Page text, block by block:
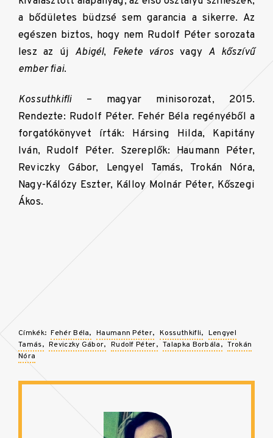
a bődületes büdzsé sem garancia a sikerre. Az
egészen biztos, hogy nem Rudolf Péter sorozata
lesz az új Abigél, Fekete város vagy A kőszívű
ember fiai.
Kossuthkifli– magyar minisorozat, 2015.
Rendezte: Rudolf Péter. Fehér Béla regényéből a
forgatókönyvet írták: Hársing Hilda, Kapitány
Iván, Rudolf Péter. Szereplők: Haumann Péter,
Reviczky Gábor, Lengyel Tamás, Trokán Nóra,
Nagy-Kálózy Eszter, Kálloy Molnár Péter, Kőszegi
Ákos.
Címkék: Fehér Béla Haumann Péter Kossuthkifli
Lengyel
Tamás
Reviczky Gábor Rudolf Péter Talapka Borbála
Trokán
Nóra